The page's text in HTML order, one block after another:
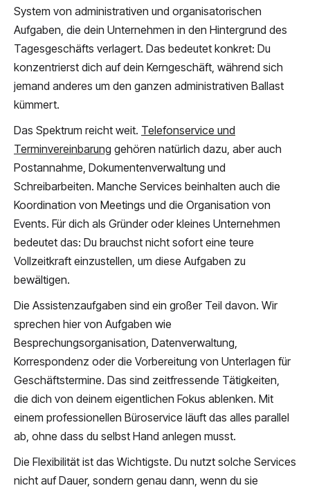
System von administrativen und organisatorischen
Aufgaben, die dein Unternehmen in den Hintergrund des
Tagesgeschäfts verlagert. Das bedeutet konkret: Du
konzentrierst dich auf dein Kerngeschäft, während sich
jemand anderes um den ganzen administrativen Ballast
kümmert.
Das Spektrum reicht weit. Telefonservice und
Terminvereinbarung gehören natürlich dazu, aber auch
Postannahme, Dokumentenverwaltung und
Schreibarbeiten. Manche Services beinhalten auch die
Koordination von Meetings und die Organisation von
Events. Für dich als Gründer oder kleines Unternehmen
bedeutet das: Du brauchst nicht sofort eine teure
Vollzeitkraft einzustellen, um diese Aufgaben zu
bewältigen.
Die Assistenzaufgaben sind ein großer Teil davon. Wir
sprechen hier von Aufgaben wie
Besprechungsorganisation, Datenverwaltung,
Korrespondenz oder die Vorbereitung von Unterlagen für
Geschäftstermine. Das sind zeitfressende Tätigkeiten,
die dich von deinem eigentlichen Fokus ablenken. Mit
einem professionellen Büroservice läuft das alles parallel
ab, ohne dass du selbst Hand anlegen musst.
Die Flexibilität ist das Wichtigste. Du nutzt solche Services
nicht auf Dauer, sondern genau dann, wenn du sie